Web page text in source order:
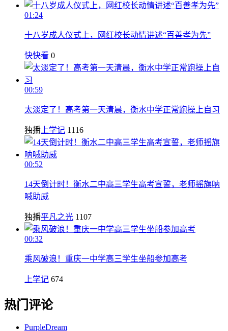
01:24
十八岁成人仪式上，网红校长动情讲述“百善孝为先”
快快看 0
00:59
太淡定了！高考第一天清晨，衡水中学正常跑操上自习
独播 上学记 1116
00:52
14天倒计时！衡水二中高三学生高考宣誓，老师摇旗呐
喊助威
独播平凡之光 1107
00:32
乘风破浪！重庆一中学高三学生坐船参加高考
上学记 674
热门评论
PurpleDream